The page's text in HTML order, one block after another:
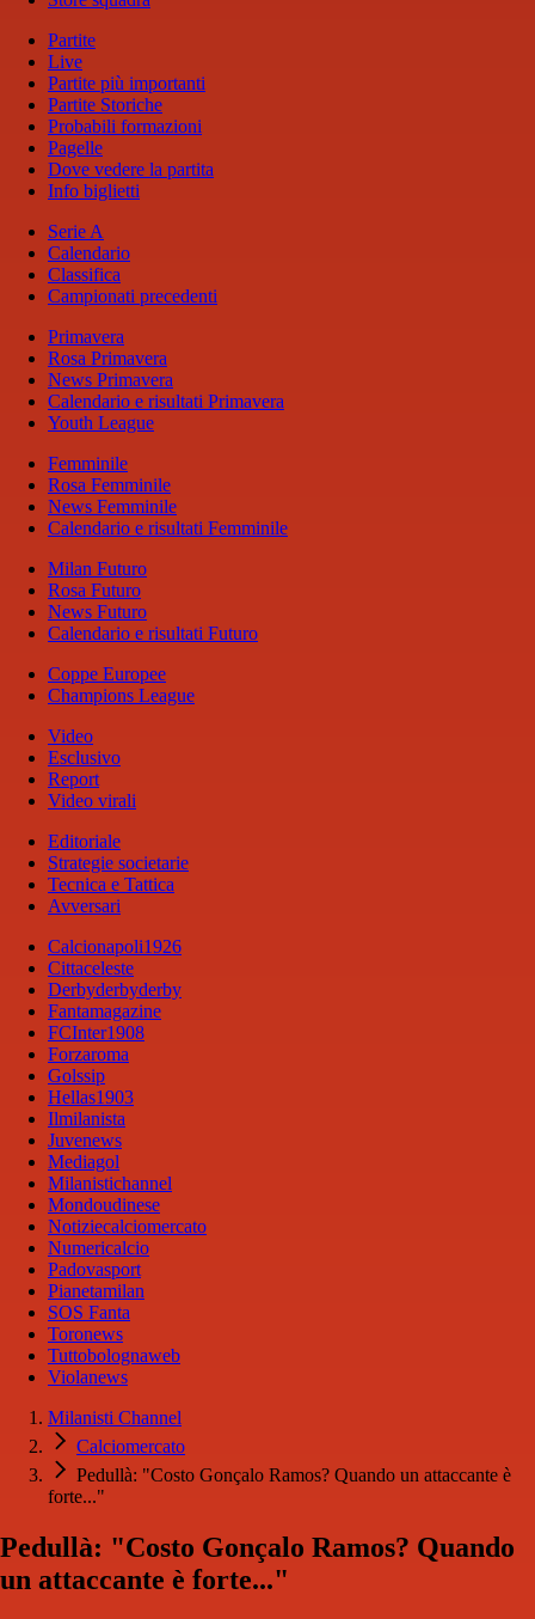
Partite
Live
Partite più importanti
Partite Storiche
Probabili formazioni
Pagelle
Dove vedere la partita
Info biglietti
Serie A
Calendario
Classifica
Campionati precedenti
Primavera
Rosa Primavera
News Primavera
Calendario e risultati Primavera
Youth League
Femminile
Rosa Femminile
News Femminile
Calendario e risultati Femminile
Milan Futuro
Rosa Futuro
News Futuro
Calendario e risultati Futuro
Coppe Europee
Champions League
Video
Esclusivo
Report
Video virali
Editoriale
Strategie societarie
Tecnica e Tattica
Avversari
Calcionapoli1926
Cittaceleste
Derbyderbyderby
Fantamagazine
FCInter1908
Forzaroma
Golssip
Hellas1903
Ilmilanista
Juvenews
Mediagol
Milanistichannel
Mondoudinese
Notiziecalciomercato
Numericalcio
Padovasport
Pianetamilan
SOS Fanta
Toronews
Tuttobolognaweb
Violanews
Milanisti Channel
Calciomercato
Pedullà: "Costo Gonçalo Ramos? Quando un attaccante è
forte..."
Pedullà: "Costo Gonçalo Ramos? Quando
un attaccante è forte..."